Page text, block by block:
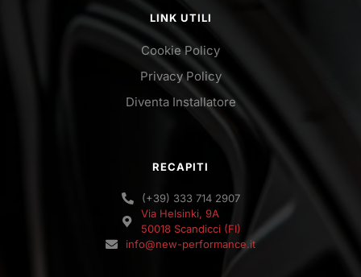
LINK UTILI
Cookie Policy
Privacy Policy
Diventa Installatore
RECAPITI
(+39) 333 714 2907
Via Helsinki, 9A
50018 Scandicci (FI)
info@new-performance.it